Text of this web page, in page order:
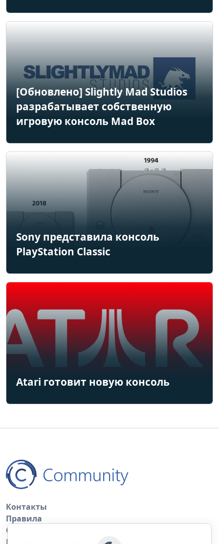
[Обновлено] Slightly Mad Studios
разрабатывает собственную
игровую консоль Mad Box
Sony представила консоль
PlayStation Classic
Atari готовит новую консоль
Контакты
Правила
Обратная связь